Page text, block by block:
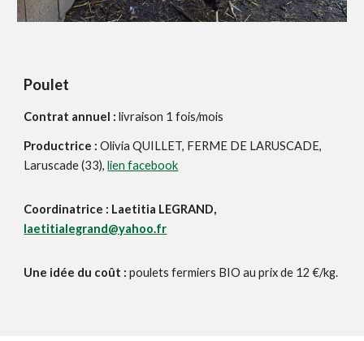
Poulet
Contrat annuel :livraison 1 fois/mois
Productrice :Olivia QUILLET, FERME DE LARUSCADE,
Laruscade (33),lien facebook
Coordinatrice : Laetitia LEGRAND,
laetitialegrand@yahoo.fr
Une idée du coût :poulets fermiers BIO au prix de 12 €/kg.